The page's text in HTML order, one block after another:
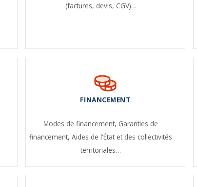
(factures, devis, CGV)…
FINANCEMENT
Modes de financement, Garanties de
financement,Aides de l'État et des collectivités
territoriales…